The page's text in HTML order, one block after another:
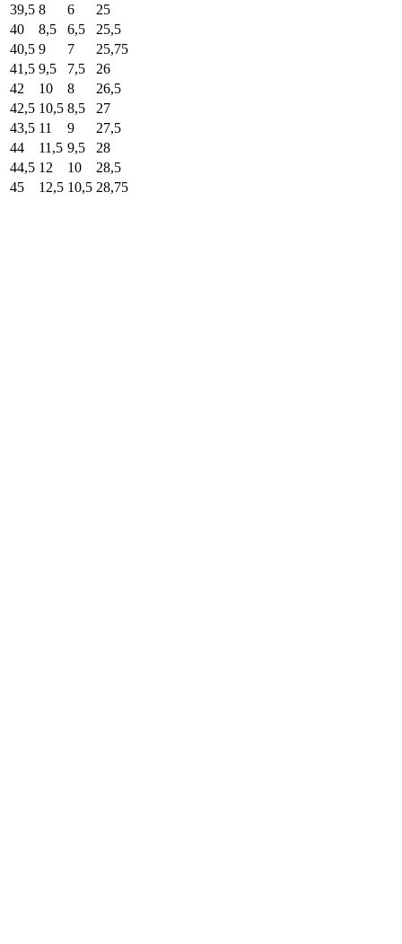
39,5 8 6
25
40
8,5 6,5
25,5
40,5 9 7
25,75
41,5 9,5 7,5
26
42
10 8
26,5
42,5 10,5 8,5
27
43,5 11 9
27,5
44
11,5 9,5
28
44,5 12 10
28,5
45
12,5 10,5 28,75